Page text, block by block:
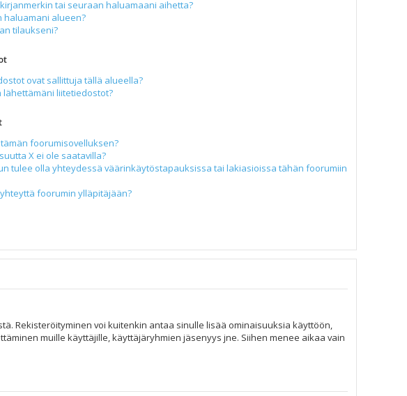
tai seuraan haluamaani aihetta?
haluamani alueen?
tilaukseni?
ovat sallittuja tällä alueella?
lähettämäni liitetiedostot?
foorumisovelluksen?
X ei ole saatavilla?
tulee olla yhteydessä väärinkäytöstapauksissa tai lakiasioissa tähän foorumiin
foorumin ylläpitäjään?
Rekisteröityminen voi kuitenkin antaa sinulle lisää ominaisuuksia käyttöön,
muille käyttäjille, käyttäjäryhmien jäsenyys jne. Siihen menee aikaa vain